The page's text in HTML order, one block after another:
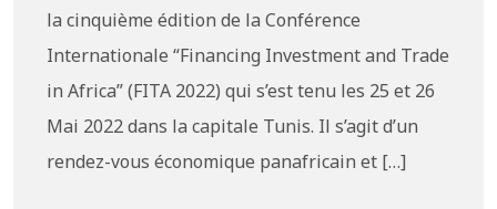
la cinquième édition de la Conférence
Internationale “Financing Investment and Trade
in Africa” (FITA 2022) qui s’est tenu les 25 et 26
Mai 2022 dans la capitale Tunis. Il s’agit d’un
rendez-vous économique panafricain et […]